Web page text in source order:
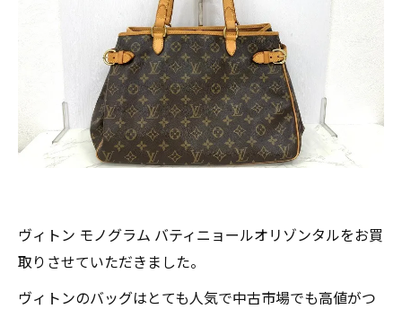
ヴィトン モノグラム バティニョールオリゾンタルをお買
取りさせていただきました。
ヴィトンのバッグはとても人気で中古市場でも高値がつ